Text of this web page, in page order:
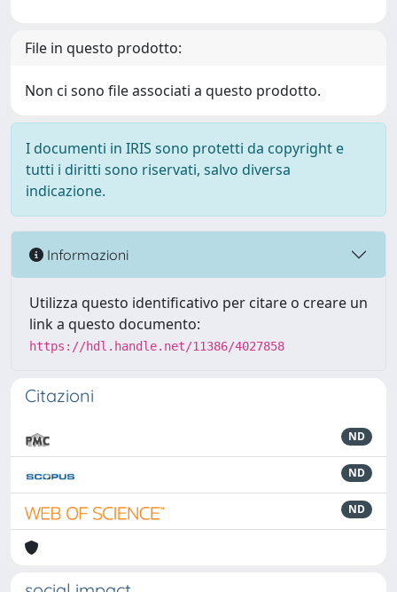
File in questo prodotto:
Non ci sono file associati a questo prodotto.
I documenti in IRIS sono protetti da copyright e
tutti i diritti sono riservati, salvo diversa
indicazione.
Informazioni
Utilizza questo identificativo per citare o creare un
link a questo documento:
https://hdl.handle.net/11386/4027858
Citazioni
ND
ND
ND